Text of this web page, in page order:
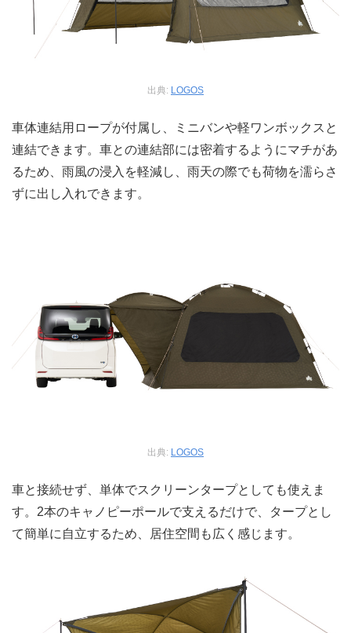
出典: LOGOS
車体連結用ロープが付属し、ミニバンや軽ワンボックスと
連結できます。車との連結部には密着するようにマチがあ
るため、雨風の浸入を軽減し、雨天の際でも荷物を濡らさ
ずに出し入れできます。
出典: LOGOS
車と接続せず、単体でスクリーンタープとしても使えま
す。2本のキャノピーポールで支えるだけで、タープとし
て簡単に自立するため、居住空間も広く感じます。